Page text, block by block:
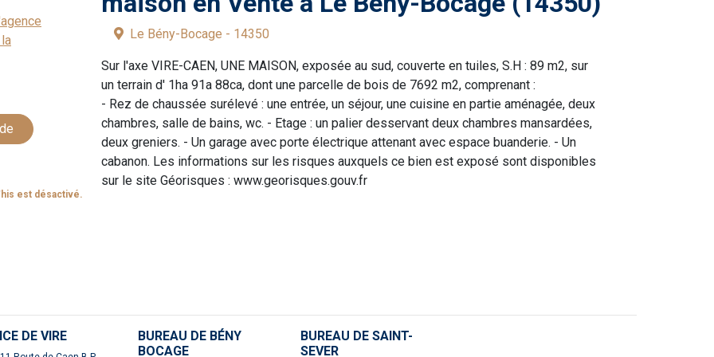
est désactivé.
Le Bény-Bocage - 14350
Sur l'axe VIRE-CAEN, UNE MAISON, exposée au sud, couverte en tuiles, S.H : 89 m2, sur
un terrain d' 1ha 91a 88ca, dont une parcelle de bois de 7692 m2, comprenant :
- Rez de chaussée surélevé : une entrée, un séjour, une cuisine en partie aménagée, deux
chambres, salle de bains, wc. - Etage : un palier desservant deux chambres mansardées,
deux greniers. - Un garage avec porte électrique attenant avec espace buanderie. - Un
cabanon. Les informations sur les risques auxquels ce bien est exposé sont disponibles
sur le site Géorisques : www.georisques.gouv.fr
DE VIRE
BUREAU DE BÉNY
BOCAGE
BUREAU DE SAINT-
SEVER